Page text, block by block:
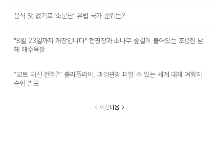
음식 맛 없기로 ‘소문난’ 유럽 국가 순위는?
"8월 23일까지 개장입니다" 캠핑장과 소나무 숲길이 붙어있는 조용한 남
해 해수욕장
“교토 대신 전주?” 홀라플라이, 과잉관광 피할 수 있는 세계 대체 여행지
순위 발표
이전다음